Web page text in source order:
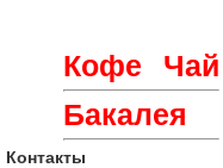
Кофе
Чай
Бакалея
Контакты